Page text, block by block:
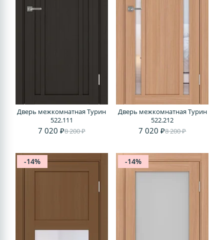
Дверь межкомнатная Турин
522.111
7 020 ₽8 200 ₽
Дверь межкомнатная Турин
522.212
7 020 ₽8 200 ₽
-14% -14%